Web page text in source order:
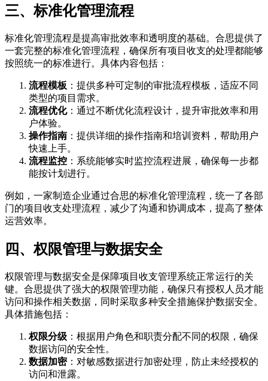
三、标准化管理流程
标准化管理流程是提高审批效率和透明度的基础。合思提供了
一套完整的标准化管理流程，确保所有项目收支的处理都能够
按照统一的标准进行。具体内容包括：
流程模板 ：提供多种可定制的审批流程模板，适应不同
类型的项目需求。
流程优化：通过不断优化流程设计，提升审批效率和用
户体验。
操作指南 ：提供详细的操作指南和培训资料，帮助用户
快速上手。
流程监控 ：系统能够实时监控流程进展，确保每一步都
能按计划进行。
例如，一家制造企业通过合思的标准化管理流程，统一了各部
门的项目收支处理流程，减少了沟通和协调成本，提高了整体
运营效率。
四、权限管理与数据安全
权限管理与数据安全是保障项目收支管理系统正常运行的关
键。合思提供了强大的权限管理功能，确保只有授权人员才能
访问和操作相关数据，同时采取多种安全措施保护数据安全。
具体措施包括：
权限分级 ：根据用户角色和职责分配不同的权限，确保
数据访问的安全性。
数据加密：对敏感数据进行加密处理，防止未经授权的
访问和泄露。